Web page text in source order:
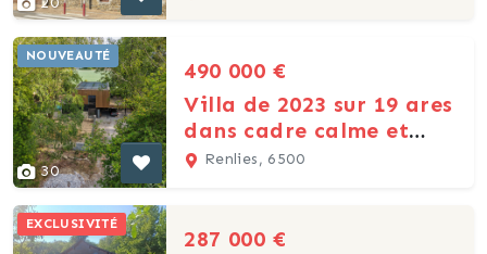
30
NOUVEAUTÉ
490 000 €
Villa de 2023 sur 19 ares
dans cadre calme et
boisé à 5' des Lacs
Renlies, 6500
EXCLUSIVITÉ
287 000 €